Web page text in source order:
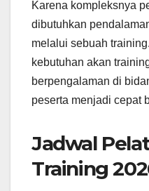
Karena kompleksnya
dibutuhkan
melalui sebuah
kebutuhan akan
berpengalaman di
peserta menjadi cepat
Jadwal
Training